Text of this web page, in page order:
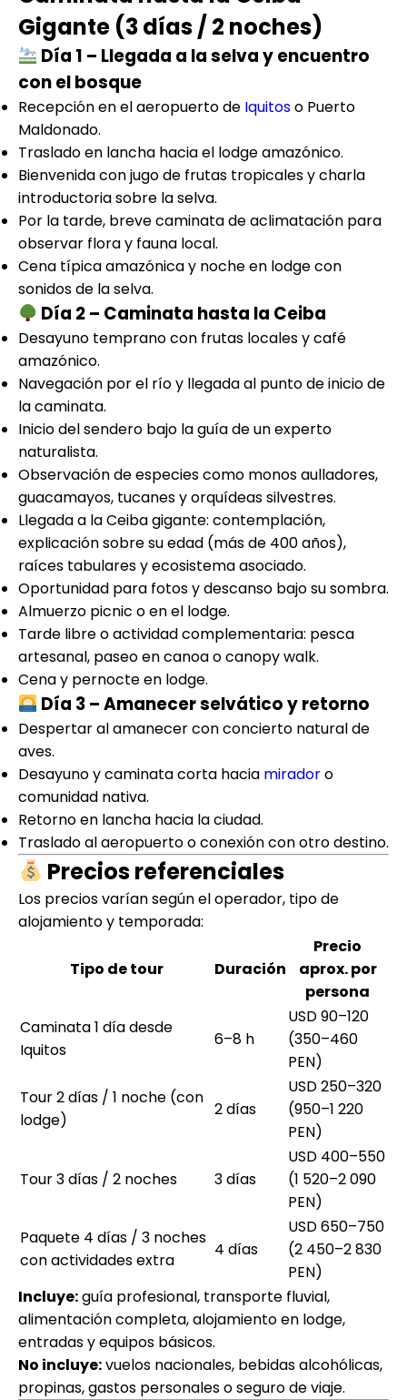
Gigante (3 días / 2 noches)
Día 1 – Llegada a la selva y encuentro
con el bosque
Recepción en el aeropuerto de Iquitoso Puerto
Maldonado.
Traslado en lancha hacia el lodge amazónico.
Bienvenida con jugo de frutas tropicales y charla
introductoria sobre la selva.
Por la tarde, breve caminata de aclimatación para
observar flora y fauna local.
Cena típica amazónica y noche en lodge con
sonidos de la selva.
Día 2 – Caminata hasta la Ceiba
Desayuno temprano con frutas locales y café
amazónico.
Navegación por el río y llegada al punto de inicio de
la caminata.
Inicio del sendero bajo la guía de un experto
naturalista.
Observación de especies como monos aulladores,
guacamayos, tucanes y orquídeas silvestres.
Llegada a la Ceiba gigante: contemplación,
explicación sobre su edad (más de 400 años),
raíces tabulares y ecosistema asociado.
Oportunidad para fotos y descanso bajo su sombra.
Almuerzo picnic o en el lodge.
Tarde libre o actividad complementaria: pesca
artesanal, paseo en canoa o canopy walk.
Cena y pernocte en lodge.
Día 3 – Amanecer selvático y retorno
Despertar al amanecer con concierto natural de
aves.
Desayuno y caminata corta hacia miradoro
comunidad nativa.
Retorno en lancha hacia la ciudad.
Traslado al aeropuerto o conexión con otro destino.
Precios referenciales
Los precios varían según el operador, tipo de
alojamiento y temporada:
Tipo de tour Duración
Precio
aprox. por
persona
Caminata 1 día desde
Iquitos
6–8 h
USD 90–120
(350–460
PEN)
Tour 2 días / 1 noche (con
lodge)
2 días
USD 250–320
(950–1 220
PEN)
Tour 3 días / 2 noches 3 días
USD 400–550
(1 520–2 090
PEN)
Paquete 4 días / 3 noches
con actividades extra
4 días
USD 650–750
(2 450–2 830
PEN)
Incluye:guía profesional, transporte fluvial,
alimentación completa, alojamiento en lodge,
entradas y equipos básicos.
No incluye:vuelos nacionales, bebidas alcohólicas,
propinas, gastos personales o seguro de viaje.